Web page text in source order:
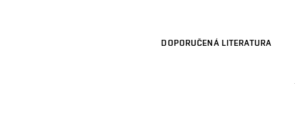
DOPORUČENÁ LITERATURA